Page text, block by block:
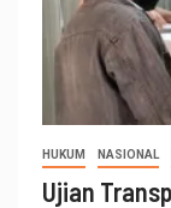
HUKUM NASIONAL
Ujian